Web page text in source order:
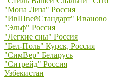
"Мона Лиза" Россия
"ИвШвейСтандарт" Иваново
"Эльф" Россия
"Легкие сны" Россия
"Бел-Поль" Курск, Россия
"СимВер" Беларусь
"Ситрейд" Россия
Узбекистан